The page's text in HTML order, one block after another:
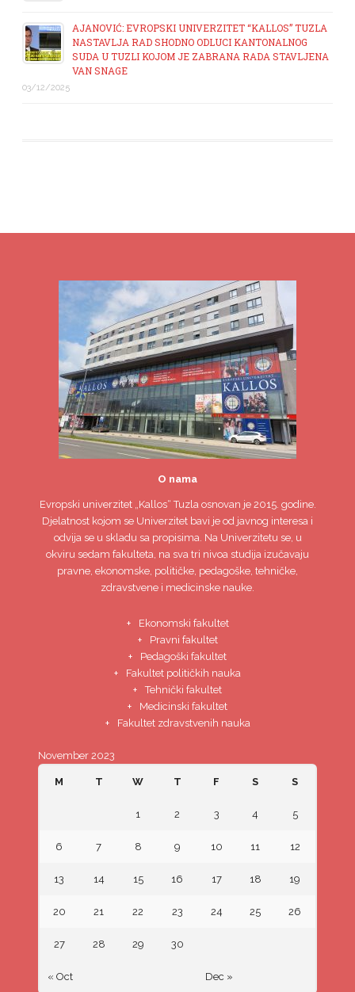
AJANOVIĆ: EVROPSKI UNIVERZITET “KALLOS” TUZLA
NASTAVLJA RAD SHODNO ODLUCI KANTONALNOG
SUDA U TUZLI KOJOM JE ZABRANA RADA STAVLJENA
VAN SNAGE
03/12/2025
O nama
Evropski univerzitet„Kallos“ Tuzla osnovan je 2015. godine.
Djelatnost kojom se Univerzitet bavi je od javnog interesa i
odvija se u skladu sa propisima. Na Univerzitetu se, u
okviru sedam fakulteta, na sva tri nivoa studija izučavaju
pravne, ekonomske, političke, pedagoške, tehničke,
zdravstvene i medicinske nauke.
Ekonomski fakultet
Pravni fakultet
Pedagoški fakultet
Fakultet političkih nauka
Tehnički fakultet
Medicinski fakultet
Fakultet zdravstvenih nauka
November 2023
M T W T F S S
« Oct Dec »
1 2 3 4 5
6 7 8 9 10 11 12
13 14 15 16 17 18 19
20 21 22 23 24 25 26
27 28 29 30